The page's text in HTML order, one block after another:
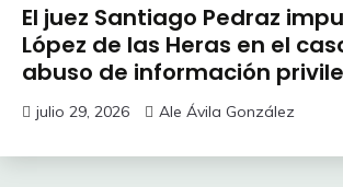
El juez Santiago Pedraz
López de las Heras en el
abuso de información
julio 29, 2026 Ale Ávila González